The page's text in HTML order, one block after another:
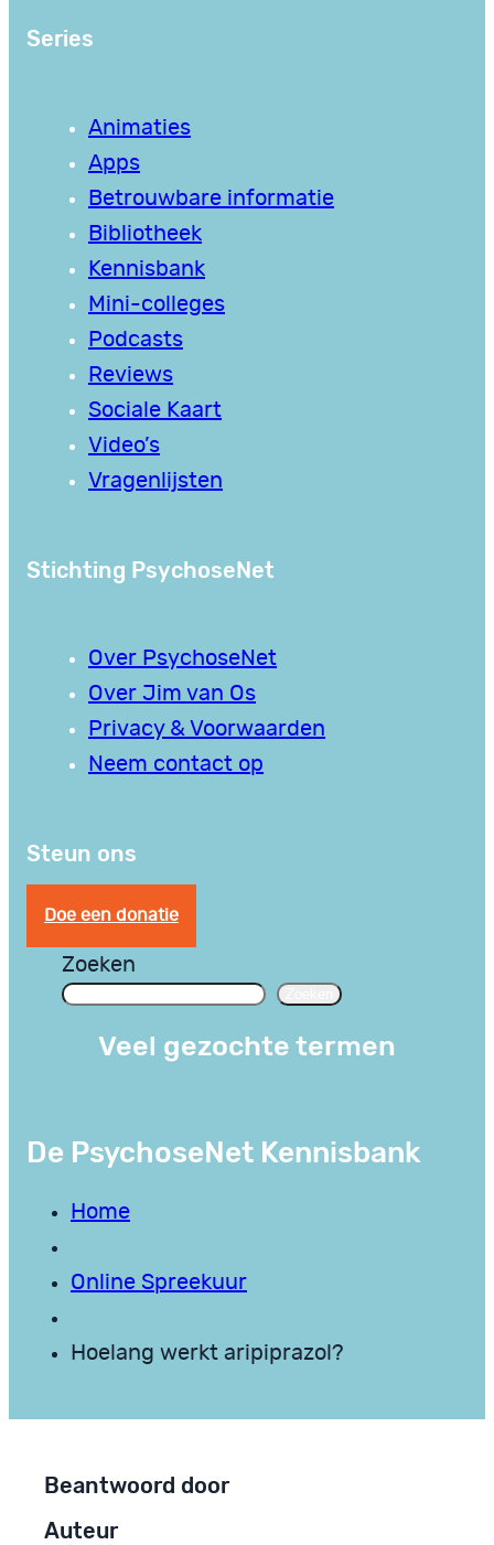
Series
Animaties
Apps
Betrouwbare informatie
Bibliotheek
Kennisbank
Mini-colleges
Podcasts
Reviews
Sociale Kaart
Video’s
Vragenlijsten
Stichting PsychoseNet
Over PsychoseNet
Over Jim van Os
Privacy & Voorwaarden
Neem contact op
Steun ons
Doe een donatie
Zoeken
Veel gezochte termen
De PsychoseNet Kennisbank
Home
Online Spreekuur
Hoelang werkt aripiprazol?
Beantwoord door
Auteur